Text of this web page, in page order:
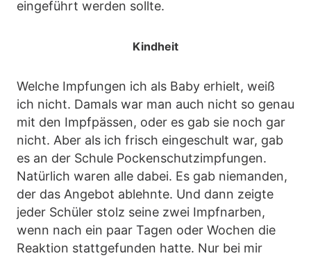
eingeführt werden sollte.
Kindheit
Welche Impfungen ich als Baby erhielt, weiß
ich nicht. Damals war man auch nicht so genau
mit den Impfpässen, oder es gab sie noch gar
nicht. Aber als ich frisch eingeschult war, gab
es an der Schule Pockenschutzimpfungen.
Natürlich waren alle dabei. Es gab niemanden,
der das Angebot ablehnte. Und dann zeigte
jeder Schüler stolz seine zwei Impfnarben,
wenn nach ein paar Tagen oder Wochen die
Reaktion stattgefunden hatte. Nur bei mir